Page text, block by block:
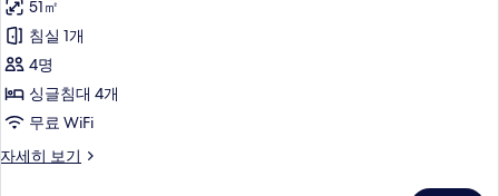
기
세
히
보
기
미
어
쿼
드
사
51㎡
침실 1개
4명
싱글침대 4개
무료 WiFi
자세히 보기
프